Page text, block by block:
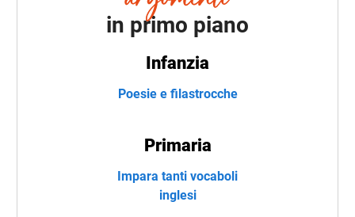
in primo piano
Infanzia
Poesie e filastrocche
Primaria
Impara tanti vocaboli
inglesi